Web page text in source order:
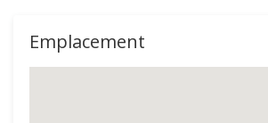
Emplacement